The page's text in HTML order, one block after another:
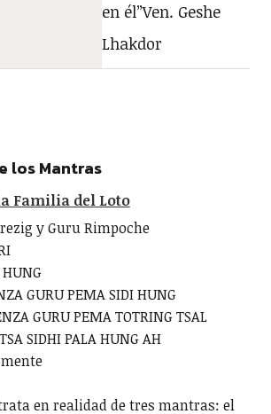
en él”Ven. Geshe
Lhakdor
los Mantras
Familia del Loto
y Guru Rimpoche
GURU PEMA SIDI HUNG
GURU PEMA TOTRING TSAL
SIDHI PALA HUNG AH
en realidad de tres mantras: el